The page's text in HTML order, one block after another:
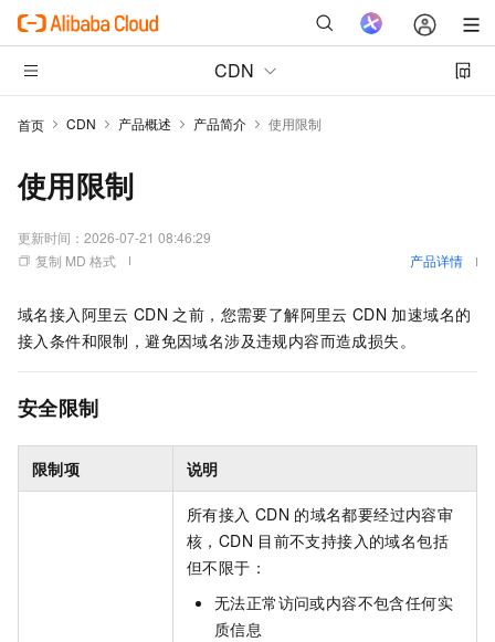
CDN
首页 CDN 产品概述 产品简介 使用限制
使用限制
更新时间： 2026-07-21 08:46:29
复制 MD 格式
产品详情
域名接入阿里云 CDN 之前，您需要了解阿里云 CDN 加速域名的
接入条件和限制，避免因域名涉及违规内容而造成损失。
安全限制
限制项 说明
所有接入 CDN 的域名都要经过内容审
核， CDN 目前不支持接入的域名包括
但不限于：
无法正常访问或内容不包含任何实
质信息